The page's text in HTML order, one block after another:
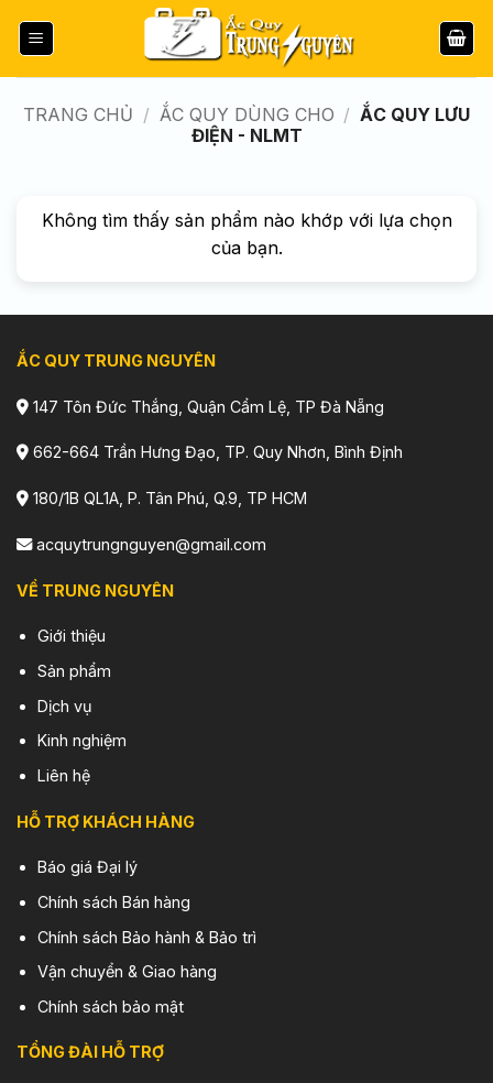
qua
TRANG CHỦ / ẮC QUY DÙNG CHO / ẮC QUY LƯU
ĐIỆN - NLMT
Không tìm thấy sản phẩm nào khớp với lựa chọn
của bạn.
ẮC QUY TRUNG NGUYÊN
147 Tôn Đức Thắng, Quận Cẩm Lệ, TP Đà Nẵng
662-664 Trần Hưng Đạo, TP. Quy Nhơn, Bình Định
180/1B QL1A, P. Tân Phú, Q.9, TP HCM
acquytrungnguyen@gmail.com
VỀ TRUNG NGUYÊN
Giới thiệu
Sản phẩm
Dịch vụ
Kinh nghiệm
Liên hệ
HỖ TRỢ KHÁCH HÀNG
Báo giá Đại lý
Chính sách Bán hàng
Chính sách Bảo hành & Bảo trì
Vận chuyển & Giao hàng
Chính sách bảo mật
TỔNG ĐÀI HỖ TRỢ